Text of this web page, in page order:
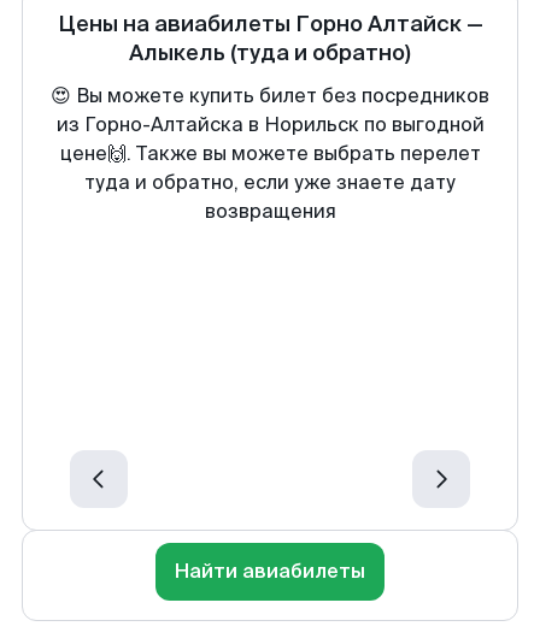
Цены на авиабилеты Горно Алтайск—
Алыкель (туда и обратно)
😍 Вы можете купить билет без посредников
из Горно-Алтайска в Норильск по выгодной
цене🙌. Также вы можете выбрать перелет
туда и обратно, если уже знаете дату
возвращения
Найти авиабилеты